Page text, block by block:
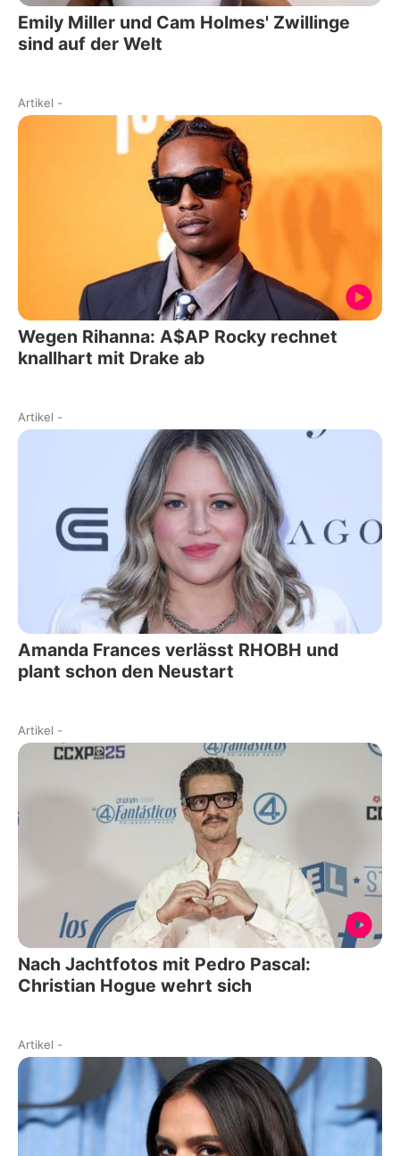
Emily Miller und Cam Holmes' Zwillinge
sind auf der Welt
Artikel -
Wegen Rihanna: A$AP Rocky rechnet
knallhart mit Drake ab
Artikel -
Amanda Frances verlässt RHOBH und
plant schon den Neustart
Artikel -
Nach Jachtfotos mit Pedro Pascal:
Christian Hogue wehrt sich
Artikel -